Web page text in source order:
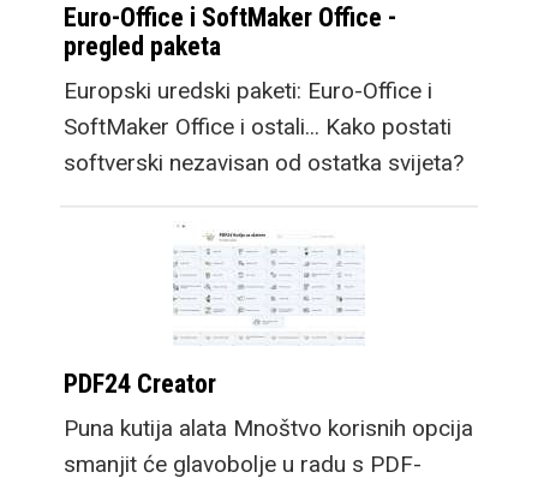
Euro-Office i SoftMaker Office -
pregled paketa
Europski uredski paketi: Euro-Office i
SoftMaker Office i ostali... Kako postati
softverski nezavisan od ostatka svijeta?
PDF24 Creator
Puna kutija alata Mnoštvo korisnih opcija
smanjit će glavobolje u radu s PDF-